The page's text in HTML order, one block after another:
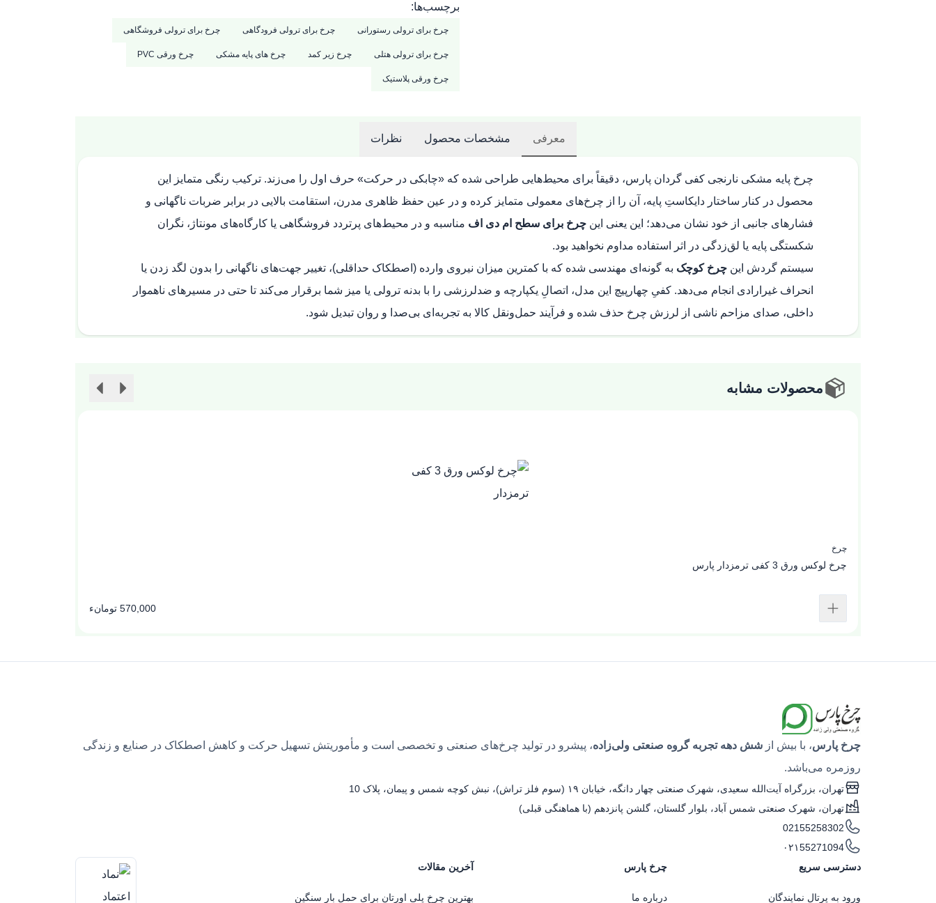
برچسب‌ها:
چرخ برای ترولی رستورانی چرخ برای ترولی فرودگاهی چرخ برای ترولی فروشگاهی
چرخ برای ترولی هتلی چرخ زیر کمد چرخ های پایه مشکی چرخ ورقی PVC
چرخ ورقی پلاستیک
معرفی مشخصات محصول نظرات
چرخ پایه مشکی نارنجی کفی گردان پارس، دقیقاً برای محیط‌هایی طراحی شده که «چابکی در حرکت» حرف اول را می‌زند. ترکیب رنگی متمایز این
محصول در کنار ساختار دایکاستِ پایه، آن را از چرخ‌های معمولی متمایز کرده و در عین حفظ ظاهری مدرن، استقامت بالایی در برابر ضربات ناگهانی و
فشارهای جانبی از خود نشان می‌دهد؛ این یعنی این چرخ برای سطح ام دی اف مناسبه و در محیط‌های پرتردد فروشگاهی یا کارگاه‌های مونتاژ، نگران
شکستگی پایه یا لق‌زدگی در اثر استفاده مداوم نخواهید بود.
سیستم گردش این چرخ کوچک به گونه‌ای مهندسی شده که با کمترین میزان نیروی وارده (اصطکاک حداقلی)، تغییر جهت‌های ناگهانی را بدون لگد زدن یا
انحراف غیرارادی انجام می‌دهد. کفیِ چهارپیچ این مدل، اتصالِ یکپارچه و ضدلرزشی را با بدنه ترولی یا میز شما برقرار می‌کند تا حتی در مسیرهای ناهموار
داخلی، صدای مزاحم ناشی از لرزش چرخ حذف شده و فرآیند حمل‌ونقل کالا به تجربه‌ای بی‌صدا و روان تبدیل شود.
محصولات مشابه
چرخ
چرخ لوکس ورق 3 کفی ترمزدار پارس
570,000 تومانء
چرخ پارس، با بیش از شش دهه تجربه گروه صنعتی ولی‌زاده، پیشرو در تولید چرخ‌های صنعتی و تخصصی است و مأموریتش تسهیل حرکت و کاهش اصطکاک در صنایع و زندگی
روزمره می‌باشد.
تهران، بزرگراه آیت‌الله سعیدی، شهرک صنعتی چهار دانگه، خیابان ۱۹ (سوم فلز تراش)، نبش کوچه شمس و پیمان، پلاک 10
تهران، شهرک صنعتی شمس آباد، بلوار گلستان، گلشن پانزدهم (با هماهنگی قبلی)
02155258302
۰۲۱55271094
دسترسی سریع
ورود به پرتال نمایندگان
چرخ پارس
درباره ما
آخرین مقالات
بهترین چرخ پلی اورتان برای حمل بار سنگین